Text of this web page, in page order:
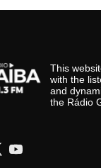
This
with the
and
the Rádio